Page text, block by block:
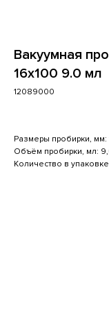
Вакуумная
16x100 9.0 мл
12089000
Размеры пробирки, мм:
Объём пробирки, мл:
Количество в